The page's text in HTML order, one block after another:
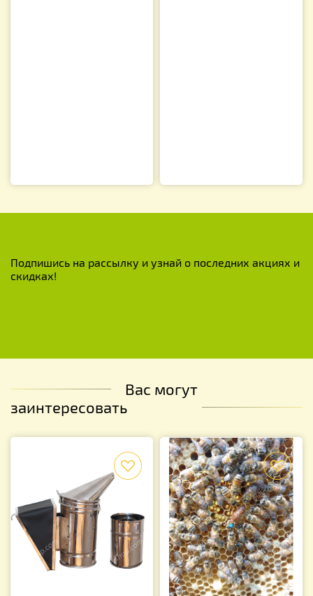
Подпишись на рассылку и узнай о последних акциях и
скидках!
Вас могут
заинтересовать